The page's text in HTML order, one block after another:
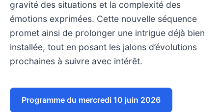
gravité des situations et la complexité des
émotions exprimées. Cette nouvelle séquence
promet ainsi de prolonger une intrigue déjà bien
installée, tout en posant les jalons d’évolutions
prochaines à suivre avec intérêt.
Programme du mercredi 10 juin 2026